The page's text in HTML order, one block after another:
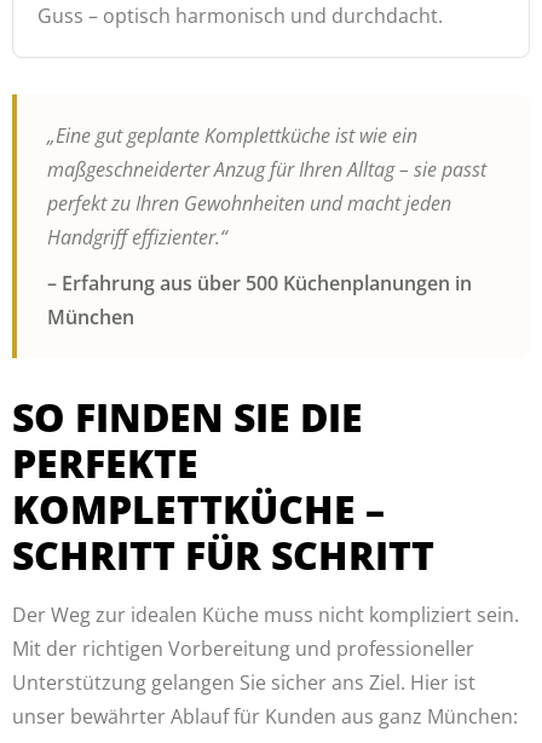
Guss – optisch harmonisch und durchdacht.
„Eine gut geplante Komplettküche ist wie ein
maßgeschneiderter Anzug für Ihren Alltag – sie passt
perfekt zu Ihren Gewohnheiten und macht jeden
Handgriff effizienter.“
– Erfahrung aus über 500 Küchenplanungen in
München
SO FINDEN SIE DIE
PERFEKTE
KOMPLETTKÜCHE –
SCHRITT FÜR SCHRITT
Der Weg zur idealen Küche muss nicht kompliziert sein.
Mit der richtigen Vorbereitung und professioneller
Unterstützung gelangen Sie sicher ans Ziel. Hier ist
unser bewährter Ablauf für Kunden aus ganz München: